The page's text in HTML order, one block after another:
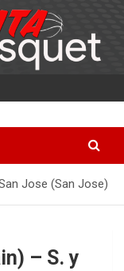
Jose (San Jose)
– S. y